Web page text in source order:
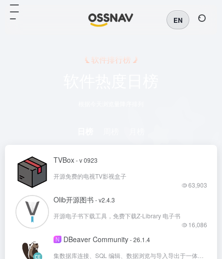
EN
软件排行榜
TVBox- v 0923
开源免费的电视TV影视盒子
63,903
Olib开源图书 - v2.4.3
开源电子书下载工具，免费下载Z-Library 电子书
16,086
N DBeaver Community- 26.1.4